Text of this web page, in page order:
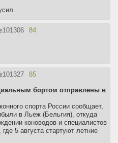
101306 84
101327 85
бортом отправлены в
спорта России сообщает,
в Льеж (Бельгия), откуда
коноводов и специалистов
5 августа стартуют летние